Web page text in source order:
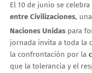
El 10 de junio se celebra
entre Civilizaciones,
Naciones Unidas para
jornada invita a toda la
la confrontación por la
que la tolerancia y el